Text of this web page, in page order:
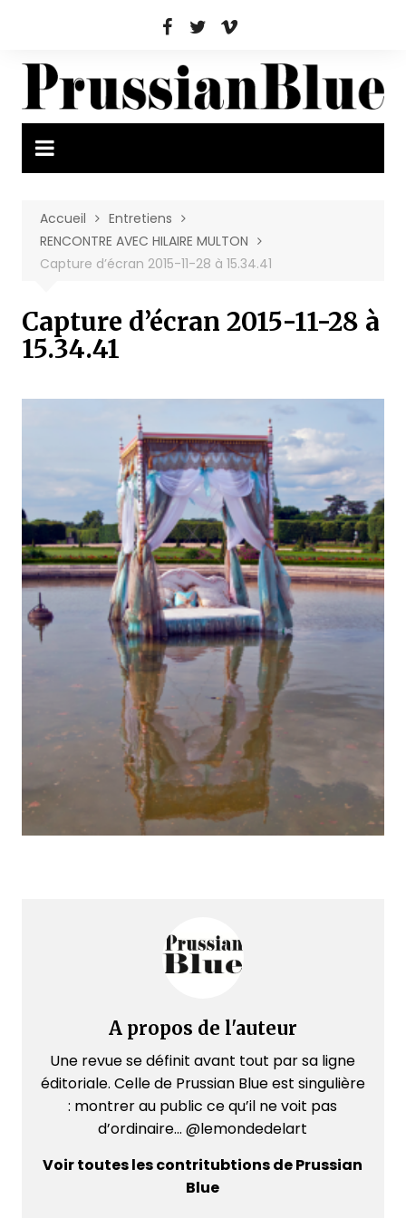
Accueil
Entretiens
RENCONTRE AVEC HILAIRE MULTON
Capture d’écran 2015-11-28 à 15.34.41
Capture d’écran 2015-11-28 à
15.34.41
A propos de l'auteur
Une revue se définit avant tout par sa ligne
éditoriale. Celle de Prussian Blue est singulière
: montrer au public ce qu’il ne voit pas
d’ordinaire... @lemondedelart
Voir toutes les contritubtions de Prussian
Blue